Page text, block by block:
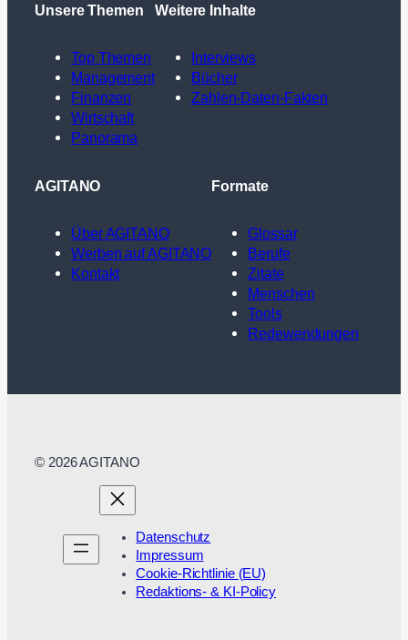
Unsere Themen
Top Themen
Management
Finanzen
Wirtschaft
Panorama
Weitere Inhalte
Interviews
Bücher
Zahlen-Daten-Fakten
AGITANO
Über AGITANO
Werben auf AGITANO
Kontakt
Formate
Glossar
Berufe
Zitate
Menschen
Tools
Redewendungen
© 2026 AGITANO
Datenschutz
Impressum
Cookie-Richtlinie (EU)
Redaktions- & KI-Policy